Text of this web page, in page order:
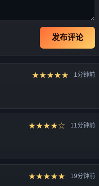
发布评论
★★★★★ 1分钟前
★★★★☆ 11分钟前
★★★★★ 19分钟前